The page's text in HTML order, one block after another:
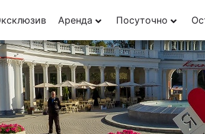
Аренда Посуточно